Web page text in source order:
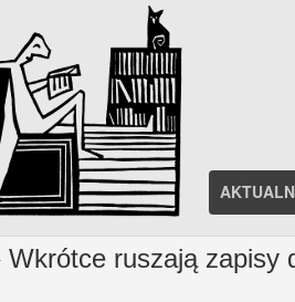
ruszają zapisy